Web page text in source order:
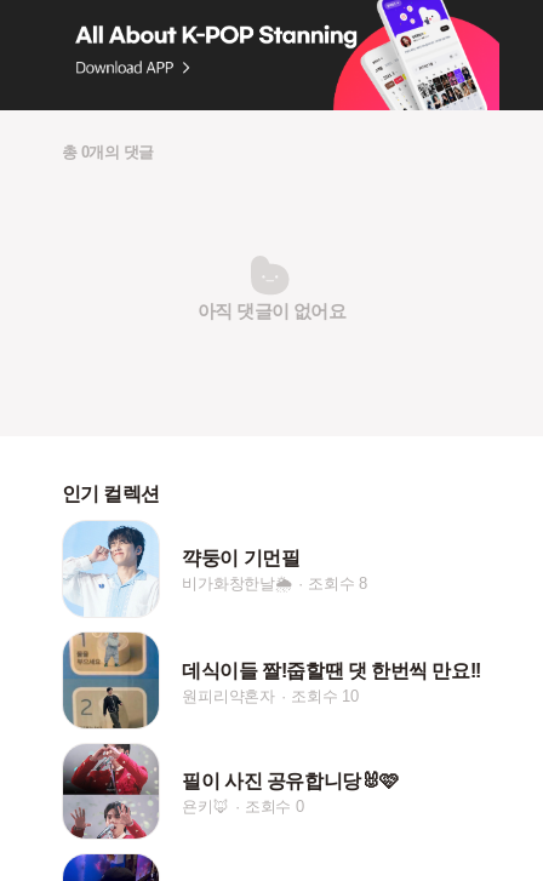
총 0개의 댓글
아직 댓글이 없어요
인기 컬렉션
꺅둥이 기먼필
비가화창한날🌦️ 조회수 8
데식이들 짤!줍할땐 댓 한번씩 만요!!
원피리약혼자 조회수 10
필이 사진 공유합니당🐰🩷
욘키🦊 조회수 0